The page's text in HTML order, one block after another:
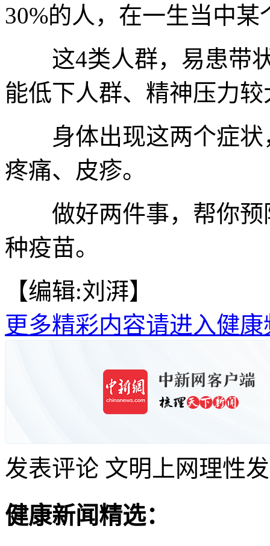
30%的人，在一生当中
这4类人群，易患带状
能低下人群、精神压力
身体出现这两个症状
疼痛、皮疹。
做好两件事，帮你预
种疫苗。
【编辑:刘湃】
更多精彩内容请进入健康
发表评论 文明上网理性
健康新闻精选：